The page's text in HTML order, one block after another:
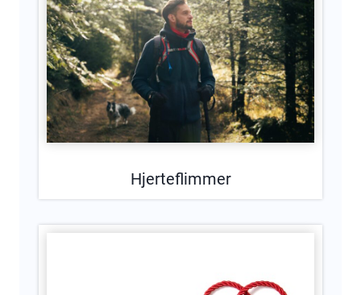
Hjerteflimmer